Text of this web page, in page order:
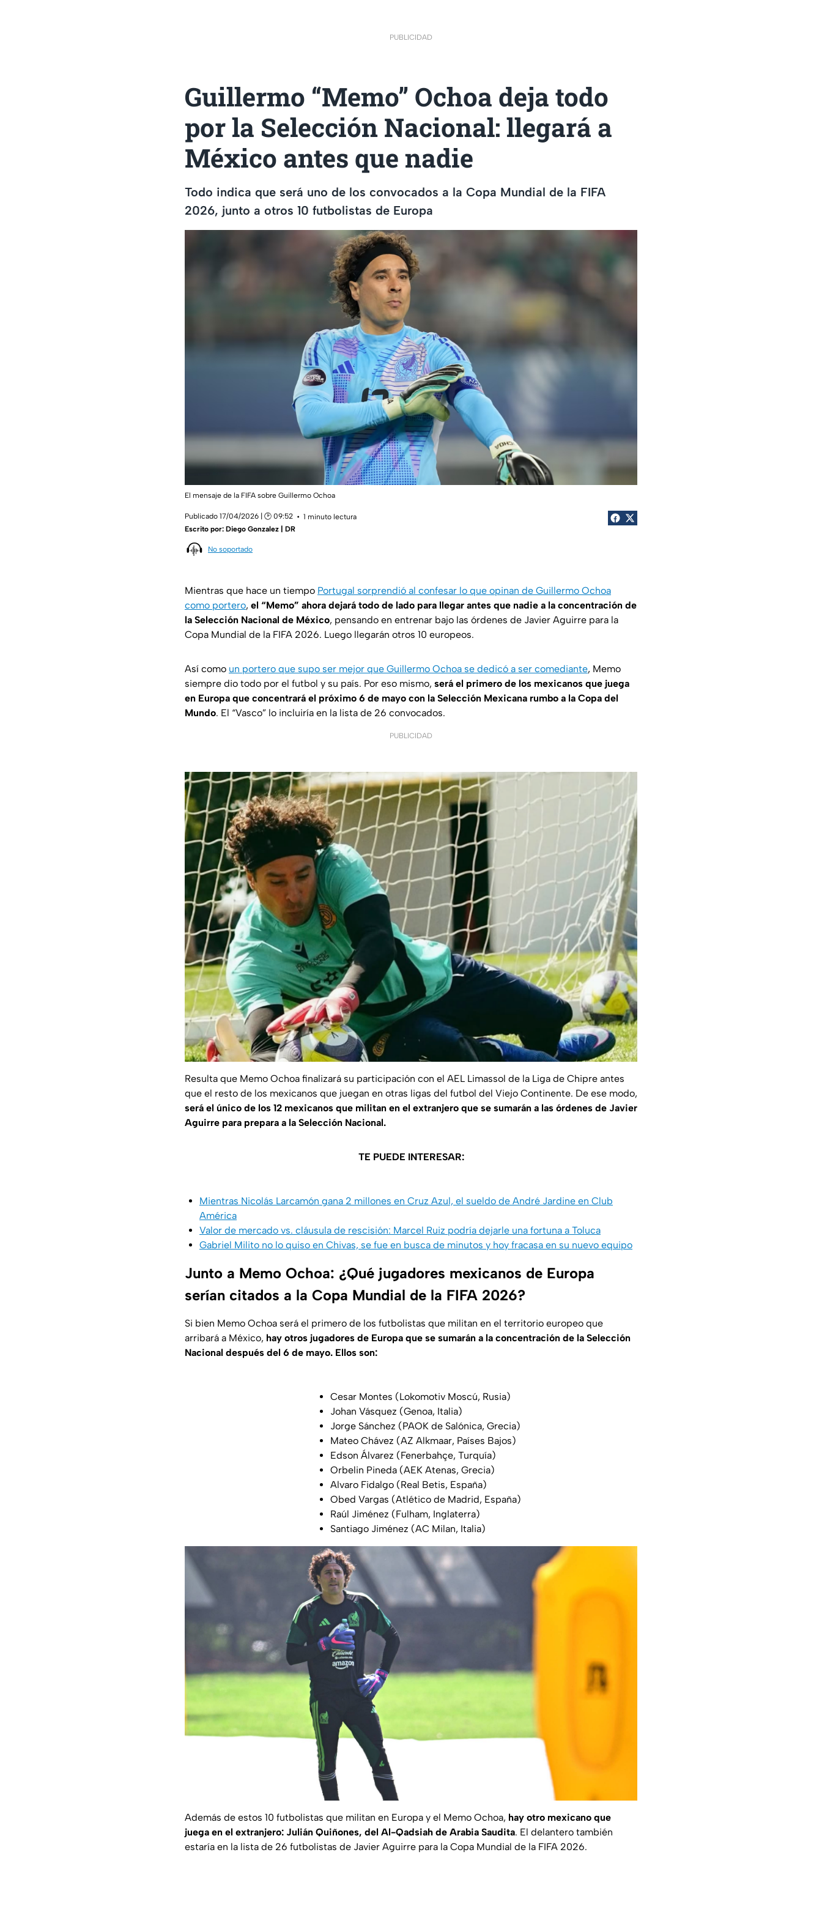
PUBLICIDAD
Guillermo “Memo” Ochoa deja todo
por la Selección Nacional: llegará a
México antes que nadie
Todo indica que será uno de los convocados a la Copa Mundial de la FIFA
2026, junto a otros 10 futbolistas de Europa
El mensaje de la FIFA sobre Guillermo Ochoa
Publicado 17/04/2026 | 🕑 09:52
1 minuto lectura
Escrito por: Diego Gonzalez | DR
No soportado
Mientras que hace un tiempo Portugal sorprendió al confesar lo que opinan de Guillermo Ochoa
como portero, el “Memo” ahora dejará todo de lado para llegar antes que nadie a la concentración de
la Selección Nacional de México, pensando en entrenar bajo las órdenes de Javier Aguirre para la
Copa Mundial de la FIFA 2026. Luego llegarán otros 10 europeos.
Así como un portero que supo ser mejor que Guillermo Ochoa se dedicó a ser comediante, Memo
siempre dio todo por el futbol y su país. Por eso mismo, será el primero de los mexicanos que juega
en Europa que concentrará el próximo 6 de mayo con la Selección Mexicana rumbo a la Copa del
Mundo. El “Vasco” lo incluiría en la lista de 26 convocados.
PUBLICIDAD
Resulta que Memo Ochoa finalizará su participación con el AEL Limassol de la Liga de Chipre antes
que el resto de los mexicanos que juegan en otras ligas del futbol del Viejo Continente. De ese modo,
será el único de los 12 mexicanos que militan en el extranjero que se sumarán a las órdenes de Javier
Aguirre para prepara a la Selección Nacional.
TE PUEDE INTERESAR:
Mientras Nicolás Larcamón gana 2 millones en Cruz Azul, el sueldo de André Jardine en Club
América
Valor de mercado vs. cláusula de rescisión: Marcel Ruiz podría dejarle una fortuna a Toluca
Gabriel Milito no lo quiso en Chivas, se fue en busca de minutos y hoy fracasa en su nuevo equipo
Junto a Memo Ochoa: ¿Qué jugadores mexicanos de Europa
serían citados a la Copa Mundial de la FIFA 2026?
Si bien Memo Ochoa será el primero de los futbolistas que militan en el territorio europeo que
arribará a México, hay otros jugadores de Europa que se sumarán a la concentración de la Selección
Nacional después del 6 de mayo. Ellos son:
Cesar Montes (Lokomotiv Moscú, Rusia)
Johan Vásquez (Genoa, Italia)
Jorge Sánchez (PAOK de Salónica, Grecia)
Mateo Chávez (AZ Alkmaar, Países Bajos)
Edson Álvarez (Fenerbahçe, Turquía)
Orbelin Pineda (AEK Atenas, Grecia)
Alvaro Fidalgo (Real Betis, España)
Obed Vargas (Atlético de Madrid, España)
Raúl Jiménez (Fulham, Inglaterra)
Santiago Jiménez (AC Milan, Italia)
Además de estos 10 futbolistas que militan en Europa y el Memo Ochoa, hay otro mexicano que
juega en el extranjero: Julián Quiñones, del Al-Qadsiah de Arabia Saudita. El delantero también
estaría en la lista de 26 futbolistas de Javier Aguirre para la Copa Mundial de la FIFA 2026.